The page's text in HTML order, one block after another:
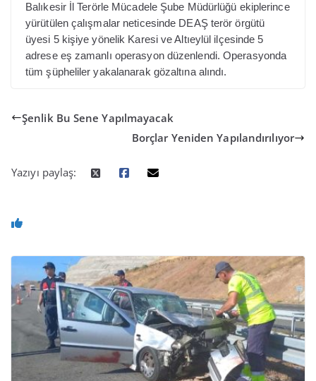
Balıkesir İl Terörle Mücadele Şube Müdürlüğü ekiplerince
yürütülen çalışmalar neticesinde DEAŞ terör örgütü
üyesi 5 kişiye yönelik Karesi ve Altıeylül ilçesinde 5
adrese eş zamanlı operasyon düzenlendi. Operasyonda
tüm şüpheliler yakalanarak gözaltına alındı.
Şenlik Bu Sene Yapılmayacak
Borçlar Yeniden Yapılandırılıyor
Yazıyı paylaş: